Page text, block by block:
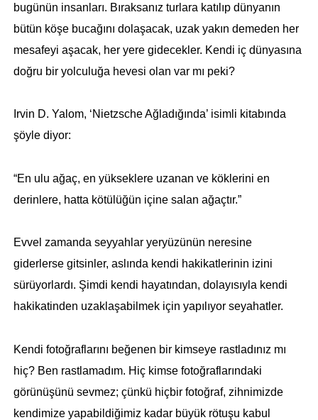
bugünün insanları. Bıraksanız turlara katılıp dünyanın
bütün köşe bucağını dolaşacak, uzak yakın demeden her
mesafeyi aşacak, her yere gidecekler. Kendi iç dünyasına
doğru bir yolculuğa hevesi olan var mı peki?
Irvin D. Yalom, ‘Nietzsche Ağladığında’ isimli kitabında
şöyle diyor:
“En ulu ağaç, en yükseklere uzanan ve köklerini en
derinlere, hatta kötülüğün içine salan ağaçtır.”
Evvel zamanda seyyahlar yeryüzünün neresine
giderlerse gitsinler, aslında kendi hakikatlerinin izini
sürüyorlardı. Şimdi kendi hayatından, dolayısıyla kendi
hakikatinden uzaklaşabilmek için yapılıyor seyahatler.
Kendi fotoğraflarını beğenen bir kimseye rastladınız mı
hiç? Ben rastlamadım. Hiç kimse fotoğraflarındaki
görünüşünü sevmez; çünkü hiçbir fotoğraf, zihnimizde
kendimize yapabildiğimiz kadar büyük rötuşu kabul